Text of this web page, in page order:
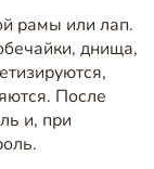
рамы или лап.
днища,
После
и, при